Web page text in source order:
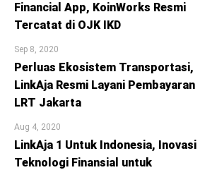
Financial App, KoinWorks Resmi
Tercatat di OJK IKD
Sep 8, 2020
Perluas Ekosistem Transportasi,
LinkAja Resmi Layani Pembayaran
LRT Jakarta
Aug 4, 2020
LinkAja 1 Untuk Indonesia, Inovasi
Teknologi Finansial untuk